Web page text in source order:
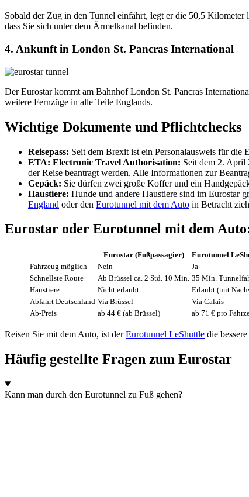
Sobald der Zug in den Tunnel einfährt, legt er die 50,5
dass Sie sich unter dem Ärmelkanal befinden.
4. Ankunft in London St. Pancras International
Der Eurostar kommt am Bahnhof London St. Pancras
weitere Fernzüge in alle Teile Englands.
Wichtige Dokumente und Pflichtchecks
Reisepass: Seit dem Brexit ist ein Personalausweis für die
ETA: Electronic Travel Authorisation: Seit dem 2. April
der Reise beantragt werden. Alle Informationen zur
Gepäck: Sie dürfen zwei große Koffer und ein
Haustiere: Hunde und andere Haustiere sind im Eurostar
England oder den Eurotunnel mit dem Auto in Betracht
Eurostar oder Eurotunnel mit dem
Eurostar (Fußpassagier)
Eurotunnel
Fahrzeug möglich
Nein
Ja
Schnellste Route
Ab Brüssel ca. 2 Std. 10 Min. 35 Min.
Haustiere
Nicht erlaubt
Erlaubt (mit
Abfahrt Deutschland Via Brüssel
Via Calais
Ab-Preis
ab 44 € (ab Brüssel) ab 71 € pro
Reisen Sie mit dem Auto, ist derEurotunnel LeShuttle die
Häufig gestellte Fragen zum Eurostar
Kann man durch den Eurotunnel zu Fuß gehen?